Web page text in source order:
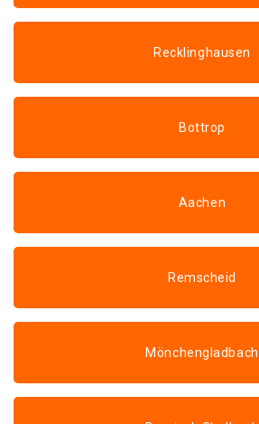
Recklinghausen
Bottrop
Aachen
Remscheid
Mönchengladbach